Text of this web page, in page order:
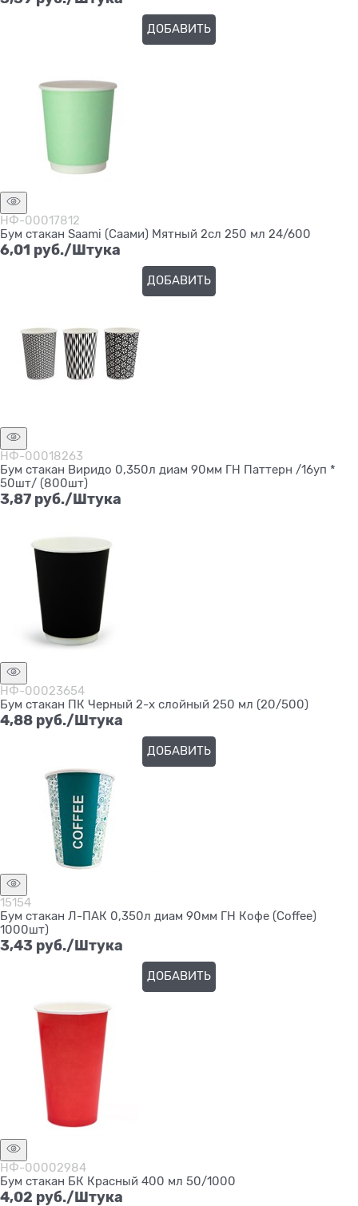
ДОБАВИТЬ
НФ-00017812
Бум стакан Saami (Саами) Мятный 2сл 250 мл 24/600
6,01 руб./Штука
ДОБАВИТЬ
НФ-00018263
Бум стакан Виридо 0,350л диам 90мм ГН Паттерн /16уп *
50шт/ (800шт)
3,87 руб./Штука
НФ-00023654
Бум стакан ПК Черный 2-х слойный 250 мл (20/500)
4,88 руб./Штука
ДОБАВИТЬ
15154
Бум стакан Л-ПАК 0,350л диам 90мм ГН Кофе (Coffee)
1000шт)
3,43 руб./Штука
ДОБАВИТЬ
НФ-00002984
Бум стакан БК Красный 400 мл 50/1000
4,02 руб./Штука